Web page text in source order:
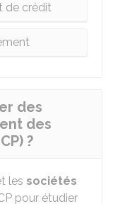
de crédit
des
des
?
les sociétés
pour étudier